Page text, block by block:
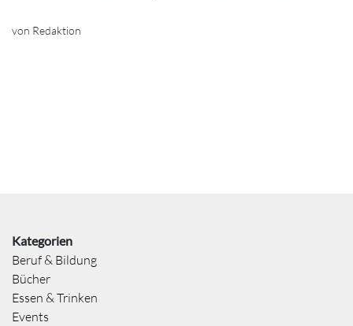
von Redaktion
Kategorien
Beruf & Bildung
Bücher
Essen & Trinken
Events